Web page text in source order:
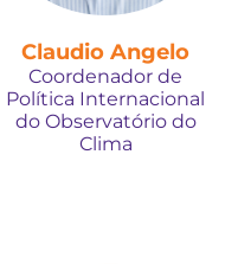
Claudio Angelo
Coordenador de
Política Internacional
do Observatório do
Clima